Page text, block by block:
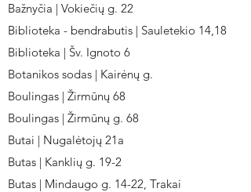
Bažnyčia | Vokiečių g. 22
Biblioteka - bendrabutis | Sauletekio 14,18
Biblioteka | Šv. Ignoto 6
Botanikos sodas | Kairėnų g.
Boulingas | Žirmūnų 68
Boulingas | Žirmūnų g. 68
Butai | Nugalėtojų 21a
Butas | Kanklių g. 19-2
Butas | Mindaugo g. 14-22, Trakai